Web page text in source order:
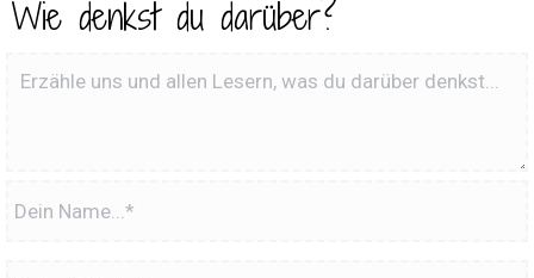
Wie denkst du darüber?